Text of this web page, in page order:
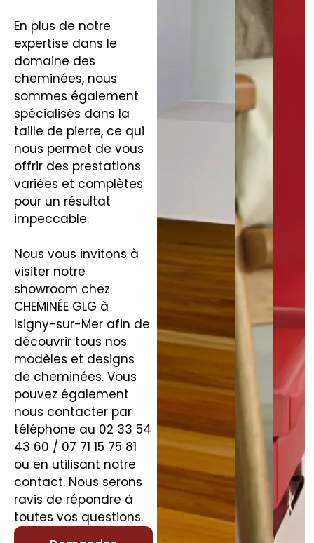
En plus de notre
expertise dans le
domaine des
cheminées, nous
sommes également
spécialisés dans la
taille de pierre, ce qui
nous permet de vous
offrir des prestations
variées et complètes
pour un résultat
impeccable.
Nous vous invitons à
visiter notre
showroom chez
CHEMINÉE GLG à
Isigny-sur-Mer afin de
découvrir tous nos
modèles et designs
de cheminées. Vous
pouvez également
nous contacter par
téléphone au 02 33 54
43 60 / 07 71 15 75 81
ou en utilisant notre
contact. Nous serons
ravis de répondre à
toutes vos questions.